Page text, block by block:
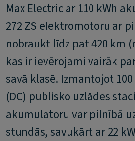
Max Electric ar 110 kWh
272 ZS elektromotoru ar
nobraukt līdz pat 420 km
kas ir ievērojami vairāk
savā klasē. Izmantojot
(DC) publisko uzlādes
akumulatoru var pilnībā
stundās, savukārt ar 22